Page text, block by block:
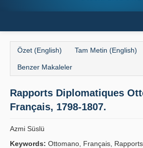
Dergi Kurulları
Yazım Kuralları
Özet (English) Tam Metin (English)
Benzer Makaleler
Rapports Diplomatiques
Français, 1798-1807.
Azmi Süslü
Keywords: Ottomano, Français,